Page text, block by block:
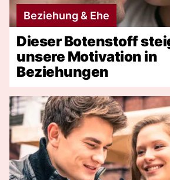
Beziehung & Ehe
Dieser Botenstoff
unsere Motivation in
Beziehungen